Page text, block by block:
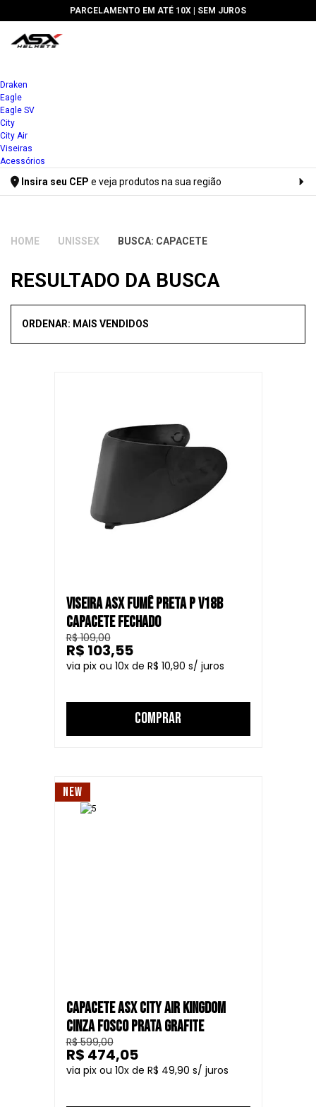
PARCELAMENTO EM ATÉ 10X | SEM JUROS
Draken
Eagle
Eagle SV
City
City Air
Viseiras
Acessórios
Insira seu CEP e veja produtos na sua região
UNISSEX BUSCA: CAPACETE
RESULTADO DA BUSCA
ORDENAR: MAIS VENDIDOS
Maior Preço
VISEIRA ASX FUMÊ PRETA P V18B
CAPACETE FECHADO
R$ 109,00
10
R$ 10,90
R$ 103,55
COMPRAR
NEW
CAPACETE ASX CITY AIR KINGDOM
CINZA FOSCO PRATA GRAFITE
R$ 599,00
10
R$ 49,90
R$ 474,05